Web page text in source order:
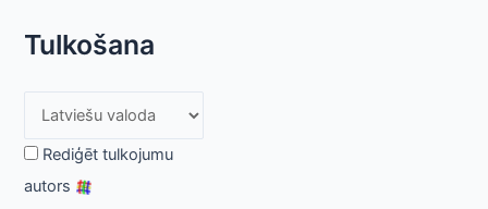
Tulkošana
Rediģēt tulkojumu
autors